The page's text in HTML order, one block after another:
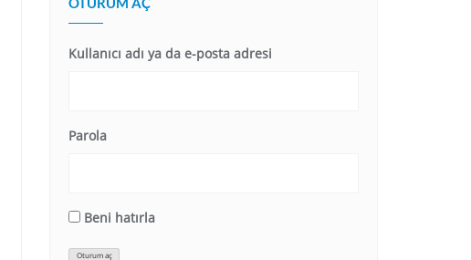
Kullanıcı adı ya da e-posta adresi
Parola
Beni hatırla
Oturum aç